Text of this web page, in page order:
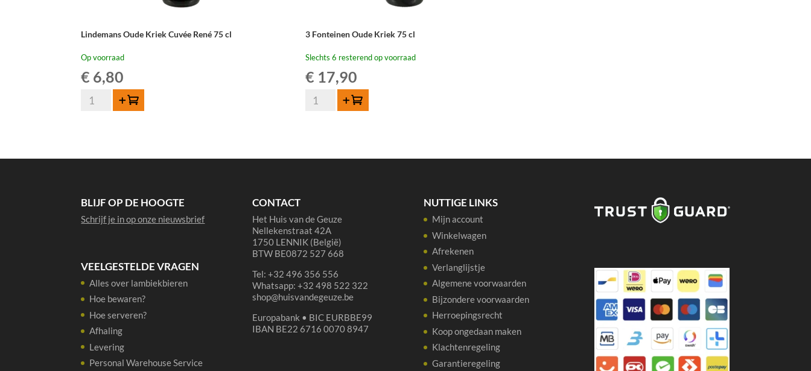
Lindemans Oude Kriek Cuvée René 75 cl
Op voorraad
€ 6,80
Lindemans Toevoegen
3 Fonteinen Oude Kriek 75 cl
Slechts 6 resterend op voorraad
€ 17,90
Fonteinen
Toevoegen
BLIJF OP DE HOOGTE
Schrijf je in op onze nieuwsbrief
VEELGESTELDE VRAGEN
Alles over lambiekbieren
Hoe bewaren?
Hoe serveren?
Afhaling
Levering
Personal Warehouse Service
CONTACT
Het Huis van de Geuze
Nellekenstraat 42A
1750 LENNIK (België)
BTW BE0872 527 668
Tel: +32 496 356 556
Whatsapp: +32 498 522 322
shop@huisvandegeuze.be
Europabank • BIC EURBBE99
IBAN BE22 6716 0070 8947
NUTTIGE LINKS
Mijn account
Winkelwagen
Afrekenen
Verlanglijstje
Algemene voorwaarden
Bijzondere voorwaarden
Herroepingsrecht
Koop ongedaan maken
Klachtenregeling
Garantieregeling